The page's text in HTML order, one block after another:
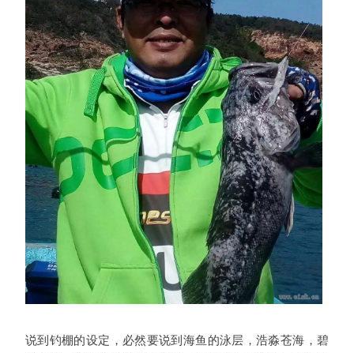
说到钓棚的设定，必然要说到海鱼的泳层，浩淼苍海，碧